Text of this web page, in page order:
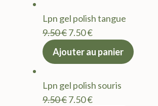
9.50 €.7.50 €.
Lpn gel polish tangue
9.50€Le
prix
9.50 €.
7.50€Le
actuel
7.50 €.
Ajouter au panier
Lpn gel polish souris
9.50€Le
7.50€Le